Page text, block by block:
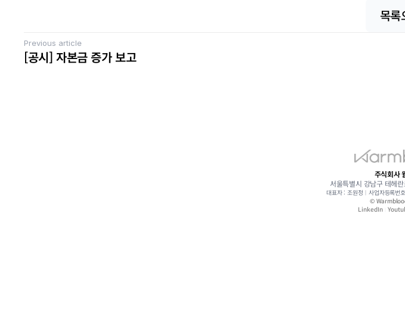
목록
Previous article
[공시] 자본금 증가 보고
주식회사
서울특별시 강남구 테헤
대표자 : 조원정 ︱사업자등록번
©
LinkedIn